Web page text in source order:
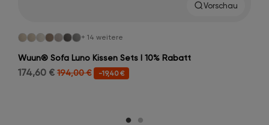
Vorschau
+ 14 weitere
Wuun® Sofa Luno Kissen Sets I 10% Rabatt
174,60 € 194,00 € -19,40 €